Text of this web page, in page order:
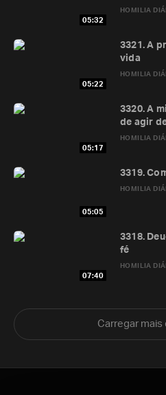
05:32
HOMILIA
05:22
HOMILIA
3321. A
vida
05:17
HOMILIA
3320. A
de agir
05:05
HOMILIA
3319.
07:40
HOMILIA
3318.
fé
Carregar mais